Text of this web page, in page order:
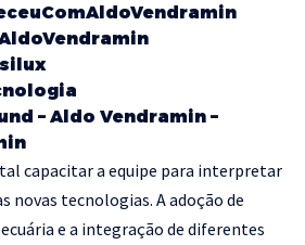
– Aldo Vendramin –
capacitar a equipe para interpretar
novas tecnologias. A adoção de
e a integração de diferentes